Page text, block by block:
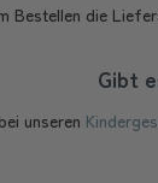
Bestellen die
Gibt
unseren